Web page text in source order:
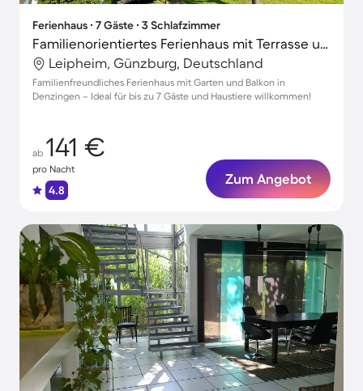
Ferienhaus ∙ 7 Gäste ∙ 3 Schlafzimmer
Familienorientiertes Ferienhaus mit Terrasse und Garten | Stadtblick | Perfekt für die Arbeit von Zuhause | Haustierfreundlich
Leipheim, Günzburg, Deutschland
Familienfreundliches Ferienhaus mit Garten und Balkon in
Denzingen – Ideal für bis zu 7 Gäste und Haustiere willkommen!
ab 141 €
pro Nacht
4.8
Zum Angebot